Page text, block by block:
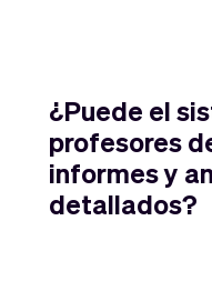
¿Puede el
profesores
informes y
detallados?